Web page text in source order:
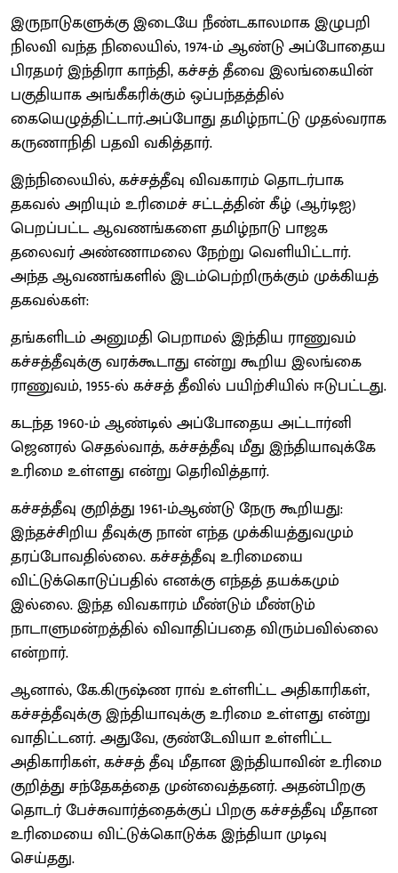
இருநாடுகளுக்கு இடையே நீண்டகாலமாக இழுபறி
நிலவி வந்த நிலையில், 1974-ம் ஆண்டு அப்போதைய
பிரதமர் இந்திரா காந்தி, கச்சத் தீவை இலங்கையின்
பகுதியாக அங்கீகரிக்கும் ஒப்பந்தத்தில்
கையெழுத்திட்டார்.அப்போது தமிழ்நாட்டு முதல்வராக
கருணாநிதி பதவி வகித்தார்.
இந்நிலையில், கச்சத்தீவு விவகாரம் தொடர்பாக
தகவல் அறியும் உரிமைச் சட்டத்தின் கீழ் (ஆர்டிஐ)
பெறப்பட்ட ஆவணங்களை தமிழ்நாடு பாஜக
தலைவர் அண்ணாமலை நேற்று வெளியிட்டார்.
அந்த ஆவணங்களில் இடம்பெற்றிருக்கும் முக்கியத்
தகவல்கள்:
தங்களிடம் அனுமதி பெறாமல் இந்திய ராணுவம்
கச்சத்தீவுக்கு வரக்கூடாது என்று கூறிய இலங்கை
ராணுவம், 1955-ல் கச்சத் தீவில் பயிற்சியில் ஈடுபட்டது.
கடந்த 1960-ம் ஆண்டில் அப்போதைய அட்டார்னி
ஜெனரல் செதல்வாத், கச்சத்தீவு மீது இந்தியாவுக்கே
உரிமை உள்ளது என்று தெரிவித்தார்.
கச்சத்தீவு குறித்து 1961-ம்ஆண்டு நேரு கூறியது:
இந்தச்சிறிய தீவுக்கு நான் எந்த முக்கியத்துவமும்
தரப்போவதில்லை. கச்சத்தீவு உரிமையை
விட்டுக்கொடுப்பதில் எனக்கு எந்தத் தயக்கமும்
இல்லை. இந்த விவகாரம் மீண்டும் மீண்டும்
நாடாளுமன்றத்தில் விவாதிப்பதை விரும்பவில்லை
என்றார்.
ஆனால், கே.கிருஷ்ண ராவ் உள்ளிட்ட அதிகாரிகள்,
கச்சத்தீவுக்கு இந்தியாவுக்கு உரிமை உள்ளது என்று
வாதிட்டனர். அதுவே, குண்டேவியா உள்ளிட்ட
அதிகாரிகள், கச்சத் தீவு மீதான இந்தியாவின் உரிமை
குறித்து சந்தேகத்தை முன்வைத்தனர். அதன்பிறகு
தொடர் பேச்சுவார்த்தைக்குப் பிறகு கச்சத்தீவு மீதான
உரிமையை விட்டுக்கொடுக்க இந்தியா முடிவு
செய்தது.